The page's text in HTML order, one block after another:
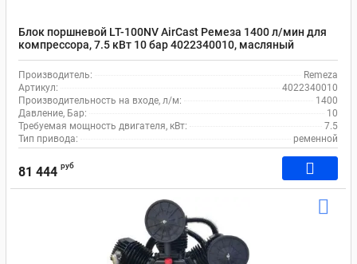
Блок поршневой LT-100NV AirCast Ремеза 1400 л/мин для
компрессора, 7.5 кВт 10 бар 4022340010, масляный
Производитель:
Remeza
Артикул:
4022340010
Производительность на входе, л/м:
1400
Давление, Бар:
10
Требуемая мощность двигателя, кВт:
7.5
Тип привода:
ременной
81 444 руб